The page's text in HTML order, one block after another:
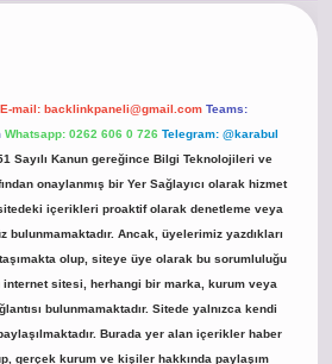
E-mail: backlinkpaneli@gmail.com Teams:
Whatsapp: 0262 606 0 726 Telegram: @karabul
Sayılı Kanun gereğince Bilgi Teknolojileri ve
onaylanmış bir Yer Sağlayıcı olarak hizmet
içerikleri proaktif olarak denetleme veya
bulunmamaktadır. Ancak, üyelerimiz yazdıkları
olup, siteye üye olarak bu sorumluluğu
internet sitesi, herhangi bir marka, kurum veya
bulunmamaktadır. Sitede yalnızca kendi
Burada yer alan içerikler haber
gerçek kurum ve kişiler hakkında paylaşım